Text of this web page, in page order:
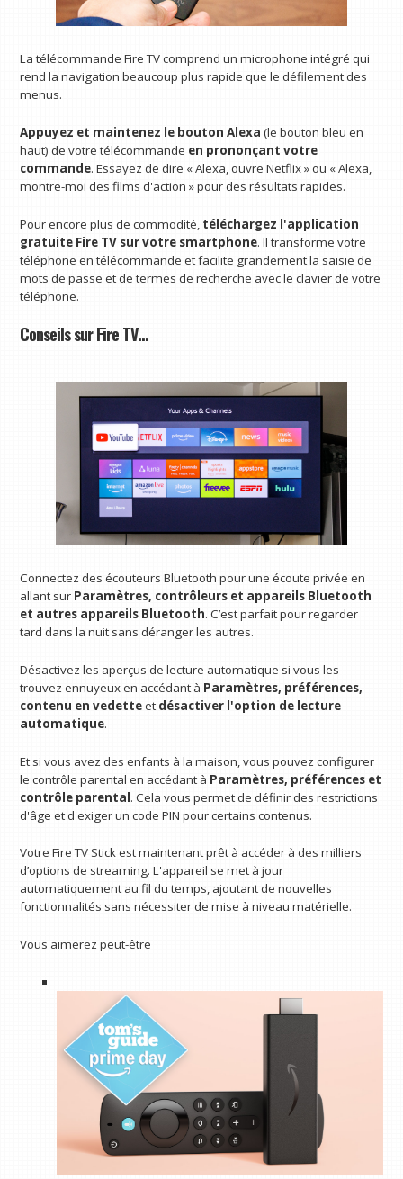
La télécommande Fire TV comprend un microphone intégré qui
rend la navigation beaucoup plus rapide que le défilement des
menus.
Appuyez et maintenez le bouton Alexa (le bouton bleu en
haut) de votre télécommande en prononçant votre
commande. Essayez de dire « Alexa, ouvre Netflix » ou « Alexa,
montre-moi des films d'action » pour des résultats rapides.
Pour encore plus de commodité, téléchargez l'application
gratuite Fire TV sur votre smartphone. Il transforme votre
téléphone en télécommande et facilite grandement la saisie de
mots de passe et de termes de recherche avec le clavier de votre
téléphone.
Conseils sur Fire TV…
Connectez des écouteurs Bluetooth pour une écoute privée en
allant sur Paramètres, contrôleurs et appareils Bluetooth
et autres appareils Bluetooth. C’est parfait pour regarder
tard dans la nuit sans déranger les autres.
Désactivez les aperçus de lecture automatique si vous les
trouvez ennuyeux en accédant à Paramètres, préférences,
contenu en vedetteet désactiver l'option de lecture
automatique.
Et si vous avez des enfants à la maison, vous pouvez configurer
le contrôle parental en accédant à Paramètres, préférences et
contrôle parental. Cela vous permet de définir des restrictions
d'âge et d'exiger un code PIN pour certains contenus.
Votre Fire TV Stick est maintenant prêt à accéder à des milliers
d’options de streaming. L'appareil se met à jour
automatiquement au fil du temps, ajoutant de nouvelles
fonctionnalités sans nécessiter de mise à niveau matérielle.
Vous aimerez peut-être